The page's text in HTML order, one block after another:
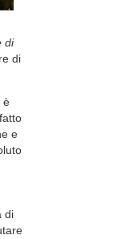
di
di
è
e
di